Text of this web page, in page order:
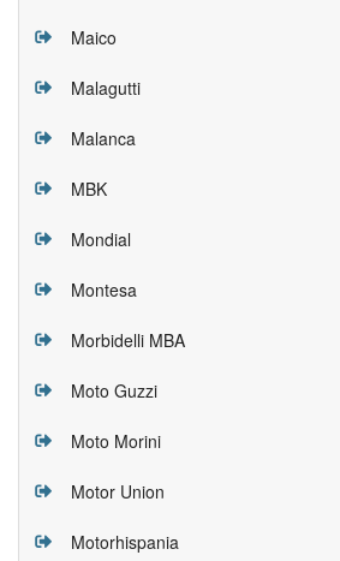
Maico
Malagutti
Malanca
MBK
Mondial
Montesa
Morbidelli MBA
Moto Guzzi
Moto Morini
Motor Union
Motorhispania